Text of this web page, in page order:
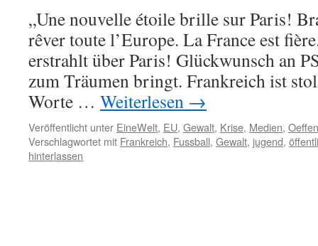
„Une nouvelle étoile brille sur Paris!
rêver toute l’Europe. La France est
erstrahlt über Paris! Glückwunsch an
zum Träumen bringt. Frankreich ist
Worte … Weiterlesen →
Veröffentlicht unter EineWelt, EU, Gewalt, Krise, Medien,
Verschlagwortet mit Frankreich, Fussball, Gewalt, jugend,
hinterlassen